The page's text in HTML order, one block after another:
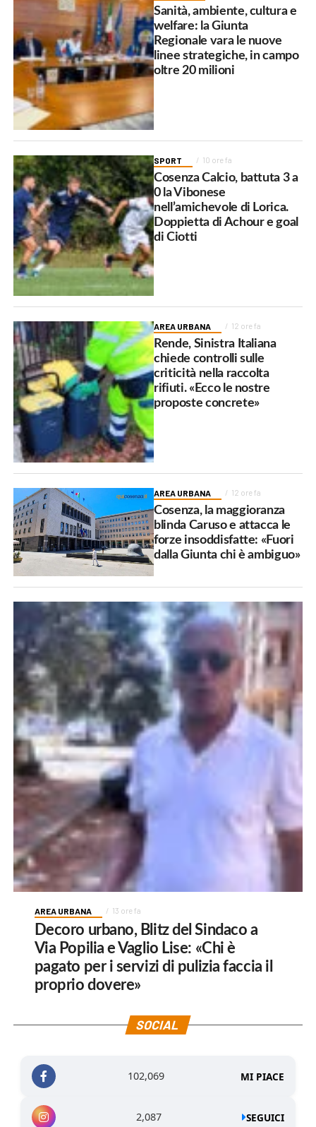
Sanità, ambiente, cultura e
welfare: la Giunta
Regionale vara le nuove
linee strategiche, in campo
oltre 20 milioni
SPORT 10 ore fa
Cosenza Calcio, battuta 3 a
0 la Vibonese
nell’amichevole di Lorica.
Doppietta di Achour e goal
di Ciotti
AREA URBANA 12 ore fa
Rende, Sinistra Italiana
chiede controlli sulle
criticità nella raccolta
rifiuti. «Ecco le nostre
proposte concrete»
AREA URBANA 12 ore fa
Cosenza, la maggioranza
blinda Caruso e attacca le
forze insoddisfatte: «Fuori
dalla Giunta chi è ambiguo»
AREA URBANA 13 ore fa
Decoro urbano, Blitz del Sindaco a
Via Popilia e Vaglio Lise: «Chi è
pagato per i servizi di pulizia faccia il
proprio dovere»
SOCIAL
102,069 MI PIACE
2,087 SEGUICI